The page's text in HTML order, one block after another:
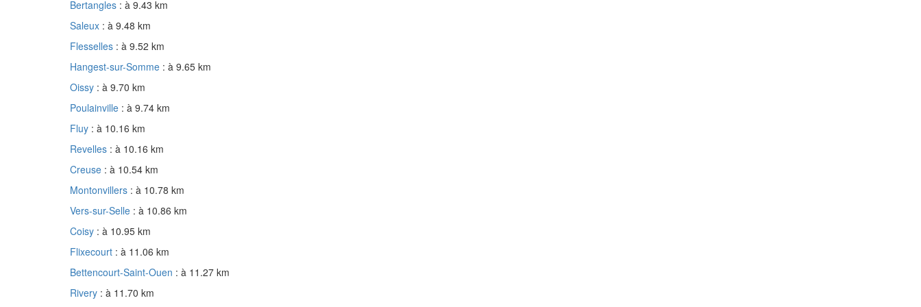
Bertangles : à 9.43 km
Saleux : à 9.48 km
Flesselles : à 9.52 km
Hangest-sur-Somme : à 9.65 km
Oissy : à 9.70 km
Poulainville : à 9.74 km
Fluy : à 10.16 km
Revelles : à 10.16 km
Creuse : à 10.54 km
Montonvillers : à 10.78 km
Vers-sur-Selle : à 10.86 km
Coisy : à 10.95 km
Flixecourt : à 11.06 km
Bettencourt-Saint-Ouen : à 11.27 km
Rivery : à 11.70 km